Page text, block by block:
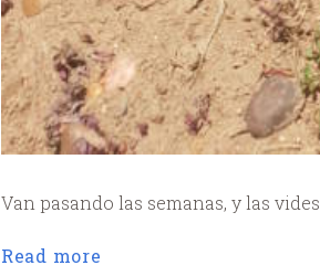
Van pasando las semanas, y las
Read more